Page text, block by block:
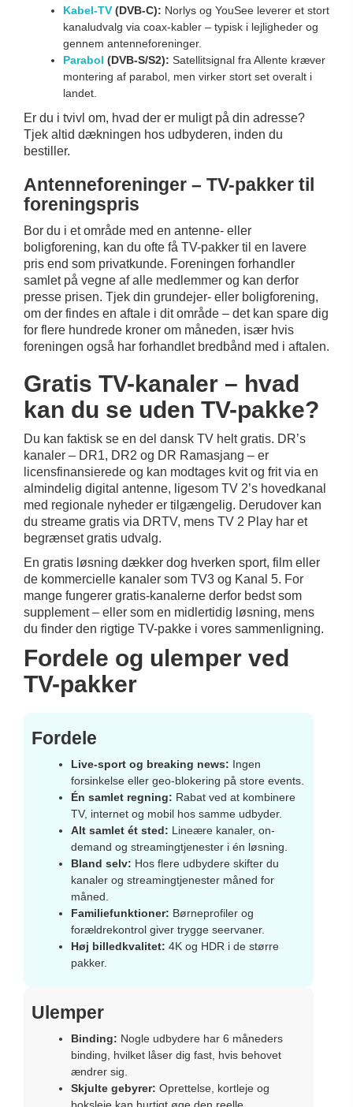
Kabel-TV (DVB-C): Norlys og YouSee leverer et stort
kanaludvalg via coax-kabler – typisk i lejligheder og
gennem antenneforeninger.
Parabol (DVB-S/S2): Satellitsignal fra Allente kræver
montering af parabol, men virker stort set overalt i
landet.
Er du i tvivl om, hvad der er muligt på din adresse?
Tjek altid dækningen hos udbyderen, inden du
bestiller.
Antenneforeninger – TV-pakker til
foreningspris
Bor du i et område med en antenne- eller
boligforening, kan du ofte få TV-pakker til en lavere
pris end som privatkunde. Foreningen forhandler
samlet på vegne af alle medlemmer og kan derfor
presse prisen. Tjek din grundejer- eller boligforening,
om der findes en aftale i dit område – det kan spare dig
for flere hundrede kroner om måneden, især hvis
foreningen også har forhandlet bredbånd med i aftalen.
Gratis TV-kanaler – hvad
kan du se uden TV-pakke?
Du kan faktisk se en del dansk TV helt gratis. DR’s
kanaler – DR1, DR2 og DR Ramasjang – er
licensfinansierede og kan modtages kvit og frit via en
almindelig digital antenne, ligesom TV 2’s hovedkanal
med regionale nyheder er tilgængelig. Derudover kan
du streame gratis via DRTV, mens TV 2 Play har et
begrænset gratis udvalg.
En gratis løsning dækker dog hverken sport, film eller
de kommercielle kanaler som TV3 og Kanal 5. For
mange fungerer gratis-kanalerne derfor bedst som
supplement – eller som en midlertidig løsning, mens
du finder den rigtige TV-pakke i vores sammenligning.
Fordele og ulemper ved
TV-pakker
Fordele
Live-sport og breaking news: Ingen
forsinkelse eller geo-blokering på store events.
Én samlet regning: Rabat ved at kombinere
TV, internet og mobil hos samme udbyder.
Alt samlet ét sted: Lineære kanaler, on-
demand og streamingtjenester i én løsning.
Bland selv: Hos flere udbydere skifter du
kanaler og streamingtjenester måned for
måned.
Familiefunktioner: Børneprofiler og
forældrekontrol giver trygge seervaner.
Høj billedkvalitet: 4K og HDR i de større
pakker.
Ulemper
Binding: Nogle udbydere har 6 måneders
binding, hvilket låser dig fast, hvis behovet
ændrer sig.
Skjulte gebyrer: Oprettelse, kortleje og